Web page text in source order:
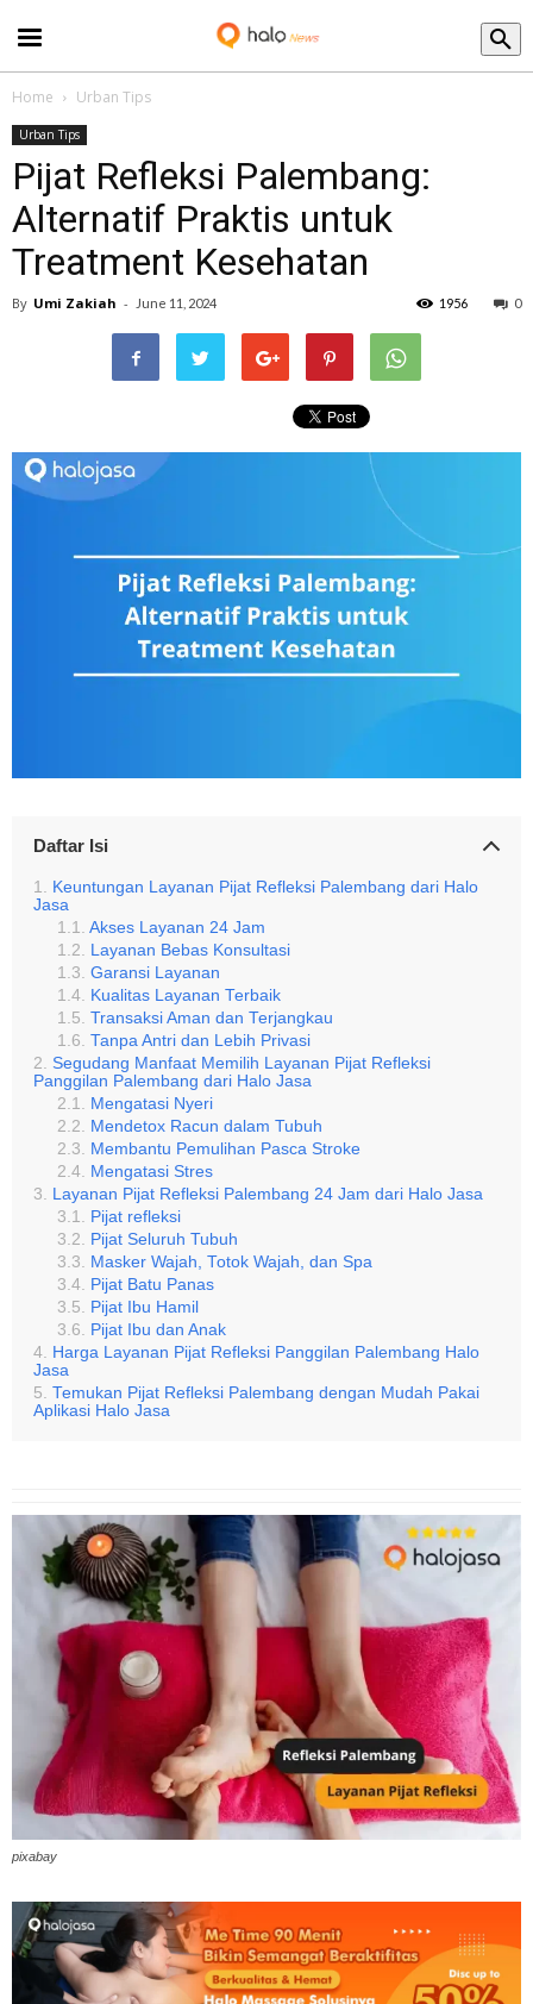
Home Urban Tips
Urban Tips
Pijat Refleksi Palembang:
Alternatif Praktis untuk
Treatment Kesehatan
By Umi Zakiah - June 11, 2024 0
1956
Daftar Isi
Keuntungan Layanan Pijat Refleksi Palembang dari Halo
Jasa
Akses Layanan 24 Jam
Layanan Bebas Konsultasi
Garansi Layanan
Kualitas Layanan Terbaik
Transaksi Aman dan Terjangkau
Tanpa Antri dan Lebih Privasi
Segudang Manfaat Memilih Layanan Pijat Refleksi
Panggilan Palembang dari Halo Jasa
Mengatasi Nyeri
Mendetox Racun dalam Tubuh
Membantu Pemulihan Pasca Stroke
Mengatasi Stres
Layanan Pijat Refleksi Palembang 24 Jam dari Halo Jasa
Pijat refleksi
Pijat Seluruh Tubuh
Masker Wajah, Totok Wajah, dan Spa
Pijat Batu Panas
Pijat Ibu Hamil
Pijat Ibu dan Anak
Harga Layanan Pijat Refleksi Panggilan Palembang Halo
Jasa
Temukan Pijat Refleksi Palembang dengan Mudah Pakai
Aplikasi Halo Jasa
pixabay